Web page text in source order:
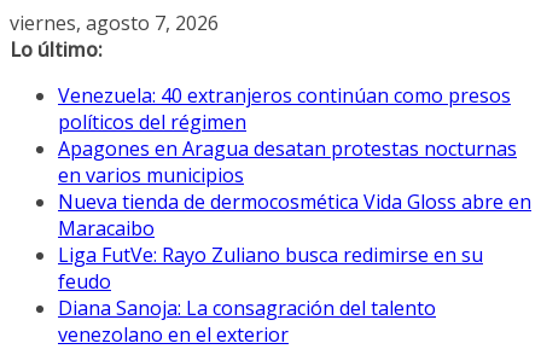
Saltar
al
viernes, agosto 7, 2026
Lo último:
Venezuela: 40 extranjeros continúan como presos
políticos del régimen
Apagones en Aragua desatan protestas nocturnas
en varios municipios
Nueva tienda de dermocosmética Vida Gloss abre en
Maracaibo
Liga FutVe: Rayo Zuliano busca redimirse en su
feudo
Diana Sanoja: La consagración del talento
venezolano en el exterior